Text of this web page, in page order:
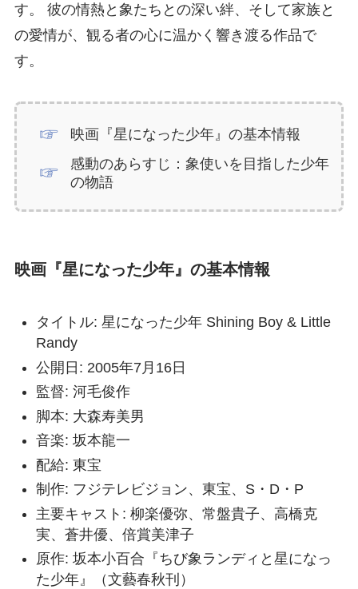
す。 彼の情熱と象たちとの深い絆、そして家族と
の愛情が、観る者の心に温かく響き渡る作品で
す。
映画『星になった少年』の基本情報
感動のあらすじ：象使いを目指した少年
の物語
映画『星になった少年』の基本情報
タイトル: 星になった少年 Shining Boy & Little
Randy
公開日: 2005年7月16日
監督: 河毛俊作
脚本: 大森寿美男
音楽: 坂本龍一
配給: 東宝
制作: フジテレビジョン、東宝、S・D・P
主要キャスト: 柳楽優弥、常盤貴子、高橋克
実、蒼井優、倍賞美津子
原作: 坂本小百合『ちび象ランディと星になっ
た少年』（文藝春秋刊）